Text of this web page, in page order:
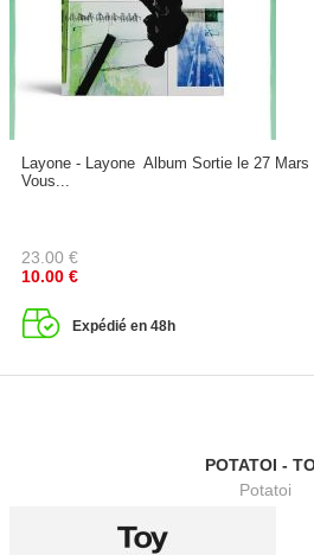
Layone - Layone Album Sortie le 27 Mars
Vous...
23.00 €
10.00 €
Expédié en 48h
POTATOI -
Potatoi